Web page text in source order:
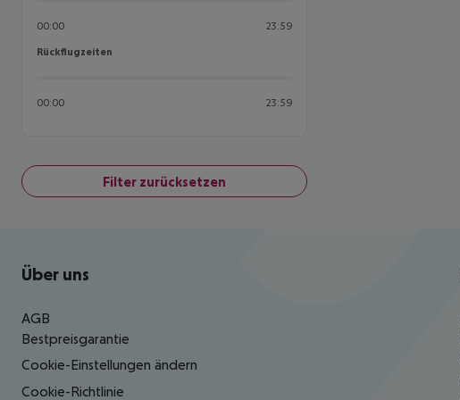
00:00 23:59
Rückflugzeiten
Rückflugzeiten
00:00 23:59
Filter zurücksetzen
Footer navigation
Über uns
AGB
Bestpreisgarantie
Cookie-Einstellungen ändern
Cookie-Richtlinie